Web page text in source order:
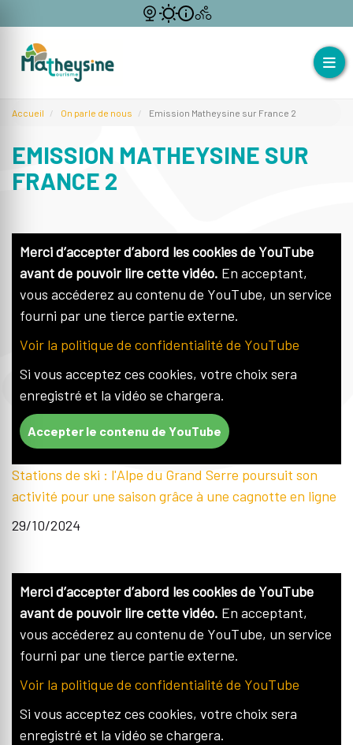
Accueil On parle de nous Emission Matheysine sur France 2
EMISSION MATHEYSINE SUR
FRANCE 2
Merci d’accepter d’abord les cookies de YouTube
avant de pouvoir lire cette vidéo. En acceptant,
vous accéderez au contenu de YouTube, un service
fourni par une tierce partie externe.
Voir la politique de confidentialité de YouTube
Si vous acceptez ces cookies, votre choix sera
enregistré et la vidéo se chargera.
Accepter le contenu de YouTube
Stations de ski : l'Alpe du Grand Serre poursuit son
activité pour une saison grâce à une cagnotte en ligne
29/10/2024
Merci d’accepter d’abord les cookies de YouTube
avant de pouvoir lire cette vidéo. En acceptant,
vous accéderez au contenu de YouTube, un service
fourni par une tierce partie externe.
Voir la politique de confidentialité de YouTube
Si vous acceptez ces cookies, votre choix sera
enregistré et la vidéo se chargera.